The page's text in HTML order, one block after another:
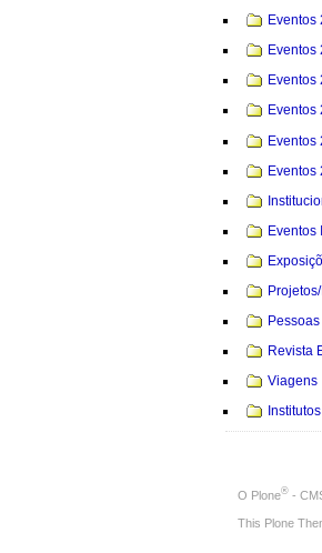
Eventos
Eventos
Eventos
Eventos
Eventos
Eventos
Eventos
Pessoas
Revista
Viagens
O Plone® -
This Plone